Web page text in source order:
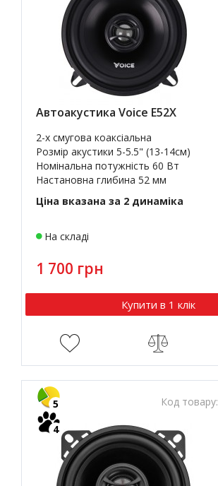
Автоакустика Voice E52X
2-х смугова коаксіальна
Розмір акустики 5-5.5" (13-14см)
Номінальна потужність 60 Вт
Настановна глибина 52 мм
Ціна вказана за 2 динаміка
На складі
1 700 грн
Купити в 1 клік
Код товару:
5
4